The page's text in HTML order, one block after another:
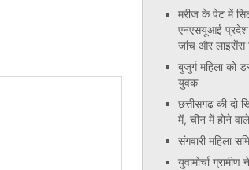
मरीज के पेट में
एनएसयूआई प्रदेश
जांच और लाइसेंस
बुजुर्ग महिला को
युवक
छत्तीसगढ़ की दो
में, चीन में होने
संगवारी महिला
युवामोर्चा